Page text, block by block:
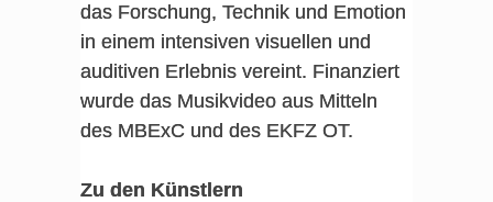
das Forschung, Technik und Emotion
in einem intensiven visuellen und
auditiven Erlebnis vereint. Finanziert
wurde das Musikvideo aus Mitteln
des MBExC und des EKFZ OT.
Zu den Künstlern